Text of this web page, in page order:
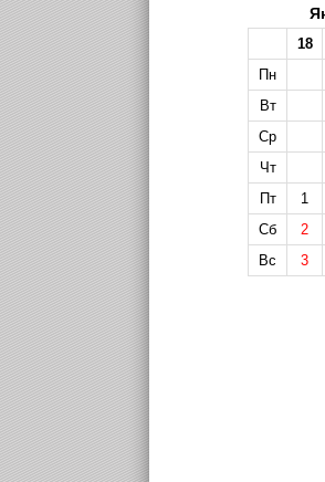
18
Пн
Вт
Ср
Чт
Пт
1
Сб
2
Вс
3